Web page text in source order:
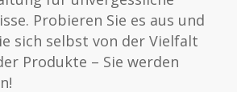
Probieren Sie es aus und
sich selbst von der Vielfalt
Produkte – Sie werden